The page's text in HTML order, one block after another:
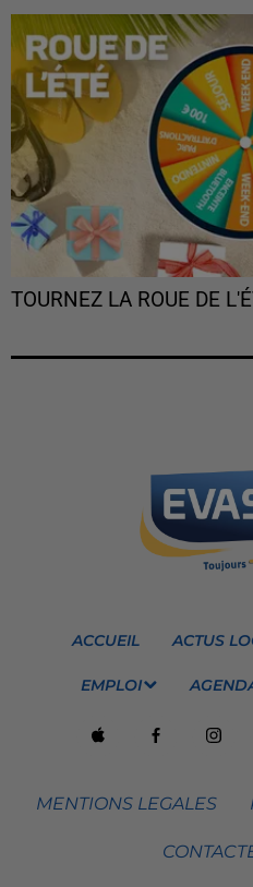
TOURNEZ LA ROUE DE
ACCUEIL ACTUS
EMPLOI
MENTIONS LEGALES